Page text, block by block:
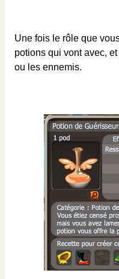
Une fois le rôle que
potions qui vont avec,
ou les ennemis.